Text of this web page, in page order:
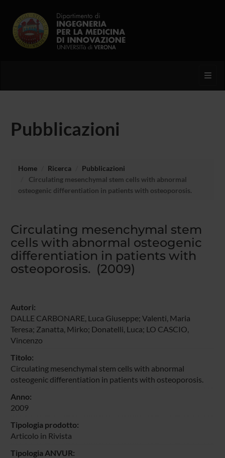
Pubblicazioni
Home Ricerca
Pubblicazioni
Circulating mesenchymal stem cells with abnormal
osteogenic differentiation in patients with osteoporosis.
Circulating mesenchymal stem
cells with abnormal osteogenic
differentiation in patients with
osteoporosis. (2009)
Autori:
DALLE CARBONARE, Luca Giuseppe; Valenti, Maria
Teresa; Zanatta, Mirko; Donatelli, Luca; LO CASCIO,
Vincenzo
Titolo:
Circulating mesenchymal stem cells with abnormal
osteogenic differentiation in patients with osteoporosis.
Anno:
2009
Tipologia prodotto:
Articolo in Rivista
Tipologia ANVUR: